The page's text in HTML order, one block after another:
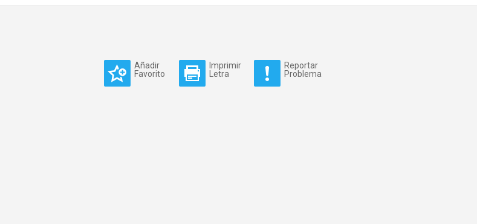
Añadir
Favorito
Imprimir
Letra
Reportar
Problema